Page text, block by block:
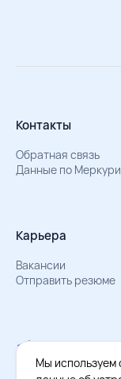
Контакты
Обратная связь
Данные по
Карьера
Вакансии
Отправить резюме
Мы в Телеграм
Документы об
Охрана труда –
Мы используем